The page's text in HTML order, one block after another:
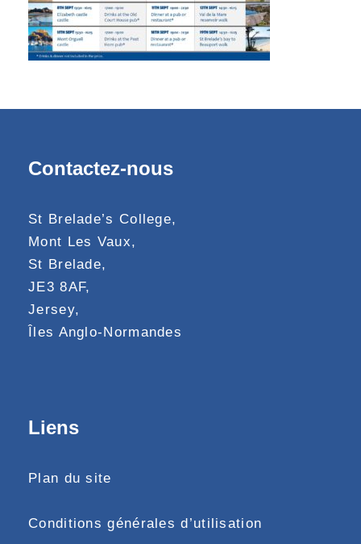
Contactez-nous
St Brelade’s College,
Mont Les Vaux,
St Brelade,
JE3 8AF,
Jersey,
Îles Anglo-Normandes
Liens
Plan du site
Conditions générales d’utilisation